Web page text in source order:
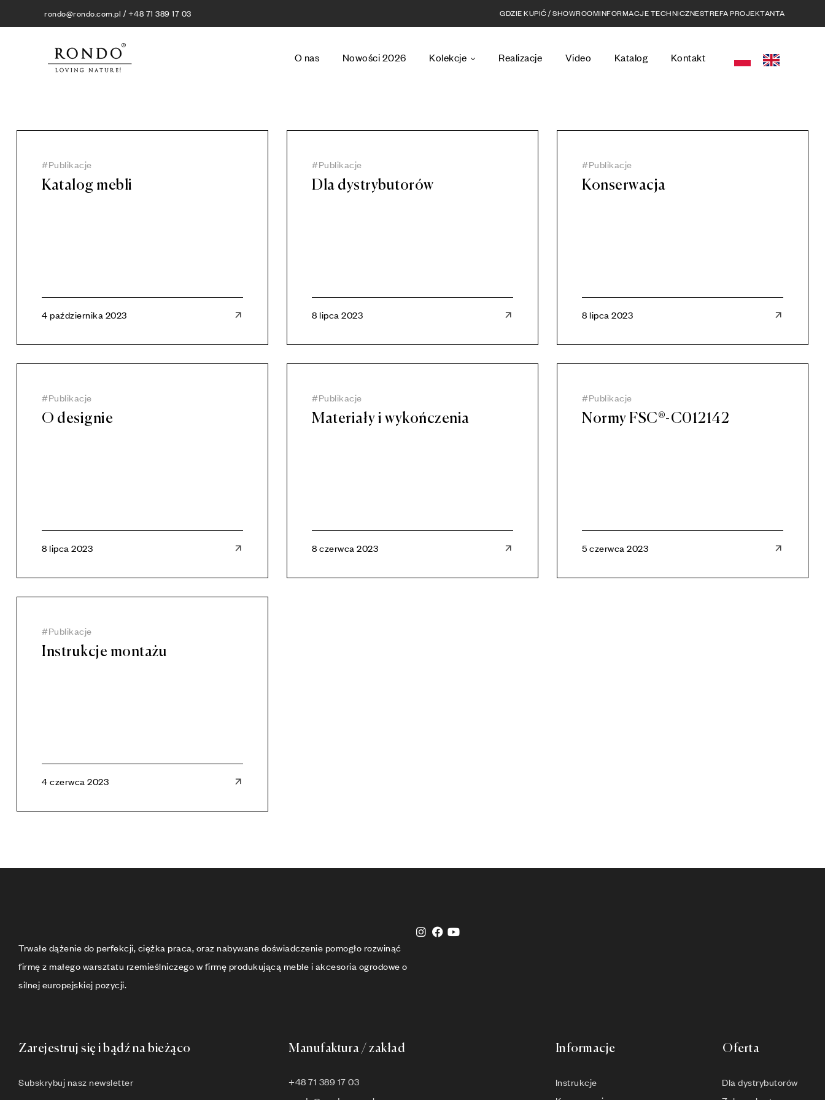
rondo@rondo.com.pl / +48 71 389 17 03 GDZIE KUPIĆ / SHOWROOMINFORMACJE TECHNICZNESTREFA PROJEKTANTA
O nas Nowości 2026 Kolekcje Realizacje Video Katalog Kontakt
Publikacje
Katalog mebli
4 października 2023
Publikacje
Dla dystrybutorów
8 lipca 2023
Publikacje
Konserwacja
8 lipca 2023
Publikacje
O designie
8 lipca 2023
Publikacje
Materiały i wykończenia
8 czerwca 2023
Publikacje
Normy FSC®-C012142
5 czerwca 2023
Publikacje
Instrukcje montażu
4 czerwca 2023
Trwałe dążenie do perfekcji, ciężka praca, oraz nabywane doświadczenie pomogło rozwinąć
firmę z małego warsztatu rzemieślniczego w firmę produkującą meble i akcesoria ogrodowe o
silnej europejskiej pozycji.
Zarejestruj się i bądź na bieżąco
Subskrybuj nasz newsletter
Manufaktura / zakład
+48 71 389 17 03
Informacje
Instrukcje
Oferta
Dla dystrybutorów